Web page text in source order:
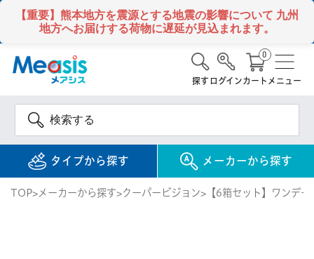
【重要】熊本地方を震源とする地震の影響について 九州
地方へお届けする荷物に遅延が見込まれます。
タイプから探す メーカーから探す
探す ログインカート
0
メニュー
TOP メーカーから探す クーパービジョン 【6箱セット】ワンデ